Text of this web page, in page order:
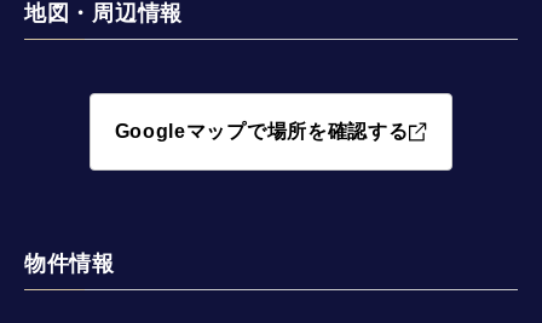
地図・周辺情報
Googleマップで場所を確認する
物件情報